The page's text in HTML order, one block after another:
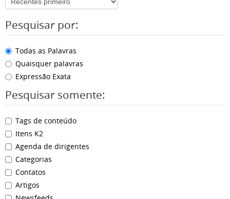
Pesquisar por:
Todas as Palavras
Quaisquer palavras
Expressão Exata
Pesquisar somente:
Tags de conteúdo
Itens K2
Agenda de dirigentes
Categorias
Contatos
Artigos